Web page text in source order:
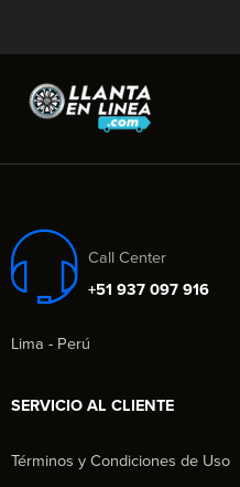
Call Center
+51 937 097 916
Lima - Perú
SERVICIO AL CLIENTE
Términos y Condiciones de Uso